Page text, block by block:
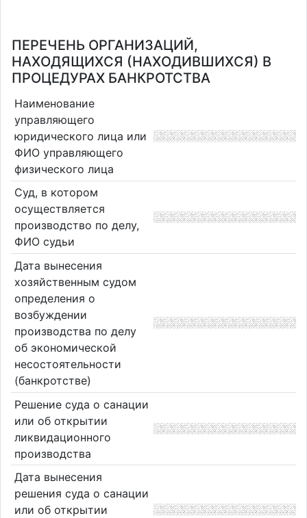
ПЕРЕЧЕНЬ ОРГАНИЗАЦИЙ,
НАХОДЯЩИХСЯ (НАХОДИВШИХСЯ) В
ПРОЦЕДУРАХ БАНКРОТСТВА
Наименование
управляющего
юридического лица или
ФИО управляющего
физического лица
Суд, в котором
осуществляется
производство по делу,
ФИО судьи
Дата вынесения
хозяйственным судом
определения о
возбуждении
производства по делу
об экономической
несостоятельности
(банкротстве)
Решение суда о санации
или об открытии
ликвидационного
производства
Дата вынесения
решения суда о санации
или об открытии